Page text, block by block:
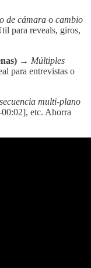
de cámara o cambio
para reveals, giros,
→ Múltiples
para entrevistas o
secuencia multi-plano
etc. Ahorra